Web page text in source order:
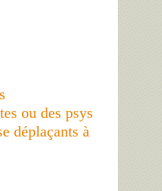
ou des psys
déplaçants à